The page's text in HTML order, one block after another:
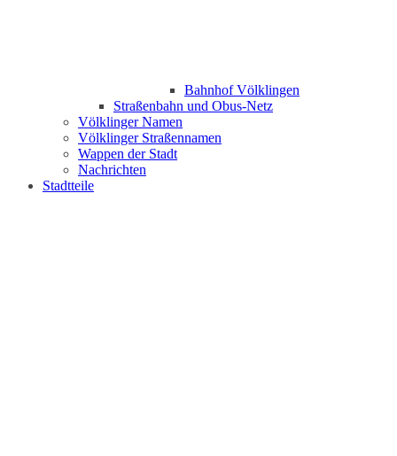
Bahnhof Völklingen
Straßenbahn und Obus-Netz
Völklinger Namen
Völklinger Straßennamen
Wappen der Stadt
Nachrichten
Stadtteile